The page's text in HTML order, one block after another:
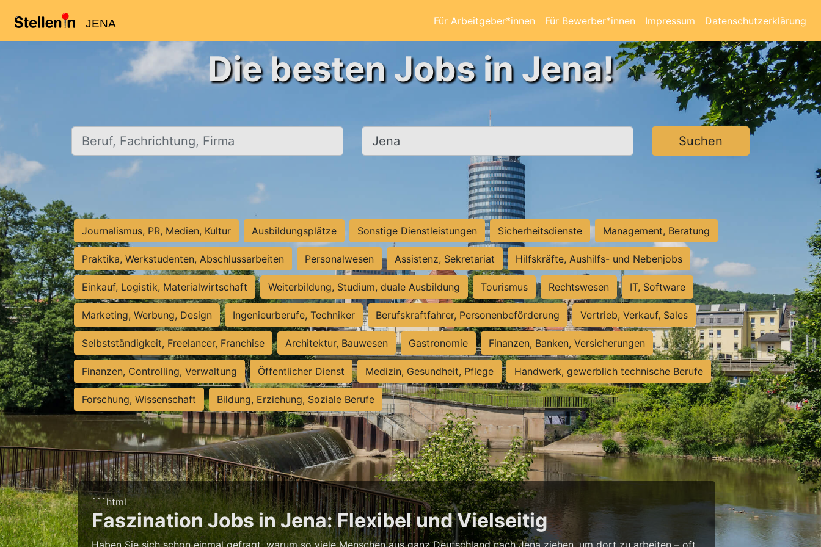
JENA Für Arbeitgeber*innen Für Bewerber*innen Impressum Datenschutzerklärung
Die besten Jobs in Jena!
Beruf, Fachrichtung, Firma Ort, Stadt Suchen
Journalismus, PR, Medien, Kultur Ausbildungsplätze Sonstige Dienstleistungen Sicherheitsdienste Management, Beratung
Praktika, Werkstudenten, Abschlussarbeiten Personalwesen Assistenz, Sekretariat Hilfskräfte, Aushilfs- und Nebenjobs
Einkauf, Logistik, Materialwirtschaft Weiterbildung, Studium, duale Ausbildung Tourismus Rechtswesen IT, Software
Marketing, Werbung, Design Ingenieurberufe, Techniker Berufskraftfahrer, Personenbeförderung Vertrieb, Verkauf, Sales
Selbstständigkeit, Freelancer, Franchise Architektur, Bauwesen Gastronomie Finanzen, Banken, Versicherungen
Finanzen, Controlling, Verwaltung Öffentlicher Dienst Medizin, Gesundheit, Pflege Handwerk, gewerblich technische Berufe
Forschung, Wissenschaft Bildung, Erziehung, Soziale Berufe
```html
Faszination Jobs in Jena: Flexibel und Vielseitig